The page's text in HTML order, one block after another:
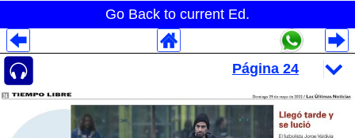
Go Back to current Ed.
Despliegues Analytics
Despliegues Totales
Despliegues por Rubros